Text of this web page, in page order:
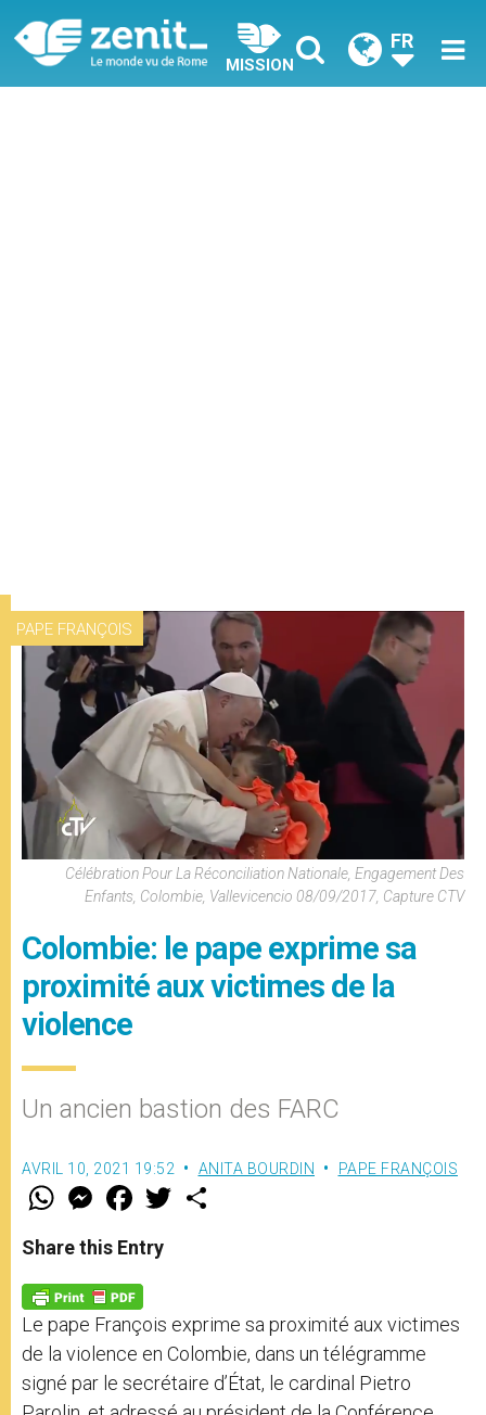
MISSION
FR
PAPE FRANÇOIS
Célébration Pour La Réconciliation Nationale, Engagement Des
Enfants, Colombie, Vallevicencio 08/09/2017, Capture CTV
Colombie: le pape exprime sa
proximité aux victimes de la
violence
Un ancien bastion des FARC
AVRIL 10, 2021 19:52 ANITA BOURDIN PAPE FRANÇOIS
W
t
s
p
p
M
e
s
e
g
e
r
F
a
e
b
o
k
w
Share this Entry
Le pape François exprime sa proximité aux victimes
de la violence en Colombie, dans un télégramme
signé par le secrétaire d’État, le cardinal Pietro